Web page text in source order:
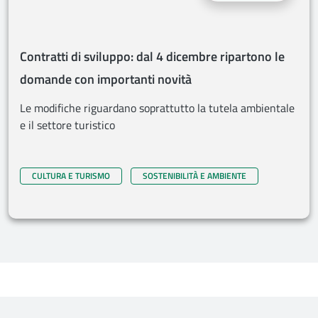
Contratti di sviluppo: dal 4 dicembre ripartono le
domande con importanti novità
Le modifiche riguardano soprattutto la tutela ambientale
e il settore turistico
CULTURA E TURISMO SOSTENIBILITÀ E AMBIENTE